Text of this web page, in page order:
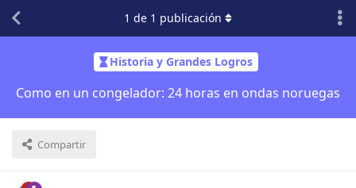
Historia y Grandes Logros
Como en un congelador: 24 horas en ondas noruegas
Compartir
1 de 1 publicación